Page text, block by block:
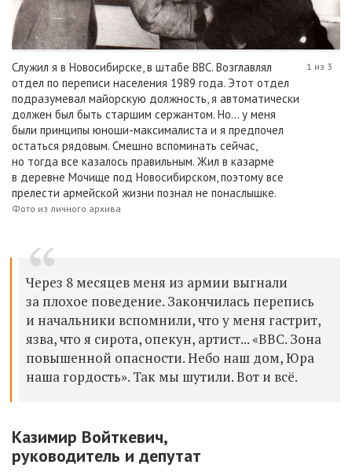
Служил я в Новосибирске, в штабе ВВС. Возглавлял
отдел по переписи населения 1989 года. Этот отдел
подразумевал майорскую должность, я автоматически
должен был быть старшим сержантом. Но... у меня
были принципы юноши-максималиста и я предпочел
остаться рядовым. Смешно вспоминать сейчас,
но тогда все казалось правильным. Жил в казарме
в деревне Мочище под Новосибирском, поэтому все
прелести армейской жизни познал не понаслышке.
Фото из личного архива
1 из 3
Через 8 месяцев меня из армии выгнали
за плохое поведение. Закончилась перепись
и начальники вспомнили, что у меня гастрит,
язва, что я сирота, опекун, артист... «ВВС. Зона
повышенной опасности. Небо наш дом, Юра
наша гордость». Так мы шутили. Вот и всё.
Казимир Войткевич,
руководитель и депутат